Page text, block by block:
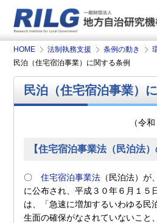
HOME 法制執務支援 条例の動き
民泊（住宅宿泊事業）に関する条例
民泊（住宅宿泊事業）
（令
【住宅宿泊事業法（民泊法）
〇住宅宿泊事業法 （民泊法）が
に公布され、平成３０年６月１５
は、「急速に増加するいわゆる民
生面の確保がなされていないこと